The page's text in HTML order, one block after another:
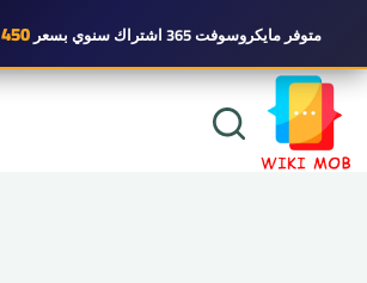
متوفرمايكروسوفت 365 اشتراك سنوي بسعر450 جنيه
التجاوز
المحتوى